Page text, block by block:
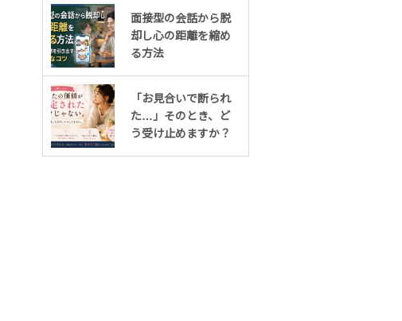
面接型の会話から脱
却し心の距離を縮め
る方法
「お見合いで断られ
た…」そのとき、ど
う受け止めますか？